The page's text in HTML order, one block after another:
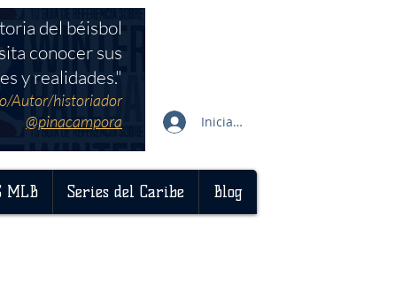
Iniciar sesión
MLB Series del Caribe Blog
del béisbol
conocer sus
y realidades."
Autor/historiador
@pinacampora